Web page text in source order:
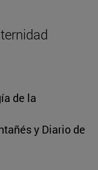
de la
y Diario de